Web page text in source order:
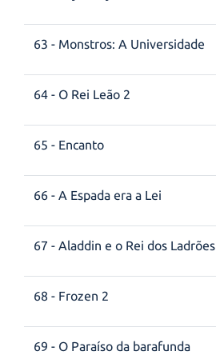
63 - Monstros: A Universidade
64 - O Rei Leão 2
65 - Encanto
66 - A Espada era a Lei
67 - Aladdin e o Rei dos Ladrões
68 - Frozen 2
69 - O Paraíso da barafunda